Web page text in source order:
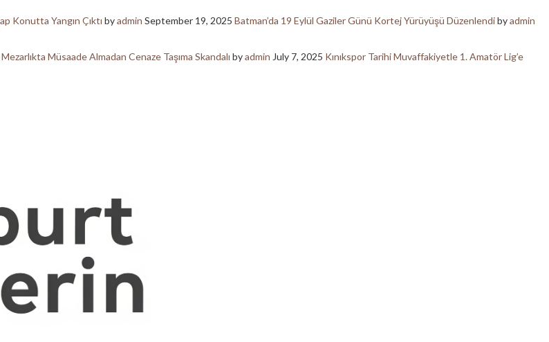
Konutta Yangın Çıktı byadmin September 19, 2025 Batman’da 19 Eylül Gaziler Günü Kortej Yürüyüşü Düzenlendibyadmin
Mezarlıkta Müsaade Almadan Cenaze Taşıma Skandalı byadmin July 7, 2025 Kınıkspor Tarihi Muvaffakiyetle 1. Amatör Lig’e